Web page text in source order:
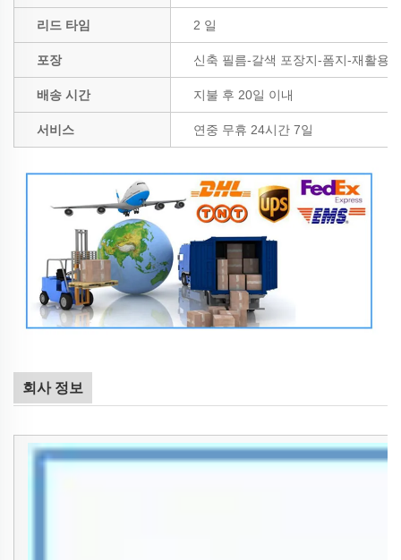
리드 타임 2 일
포장 신축 필름-갈색 포장지-폼지-재활용
배송 시간 지불 후 20일 이내
서비스 연중 무휴 24시간 7일
회사 정보